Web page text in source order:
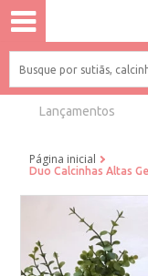
Lançamentos
Página inicial
Duo Calcinhas Altas